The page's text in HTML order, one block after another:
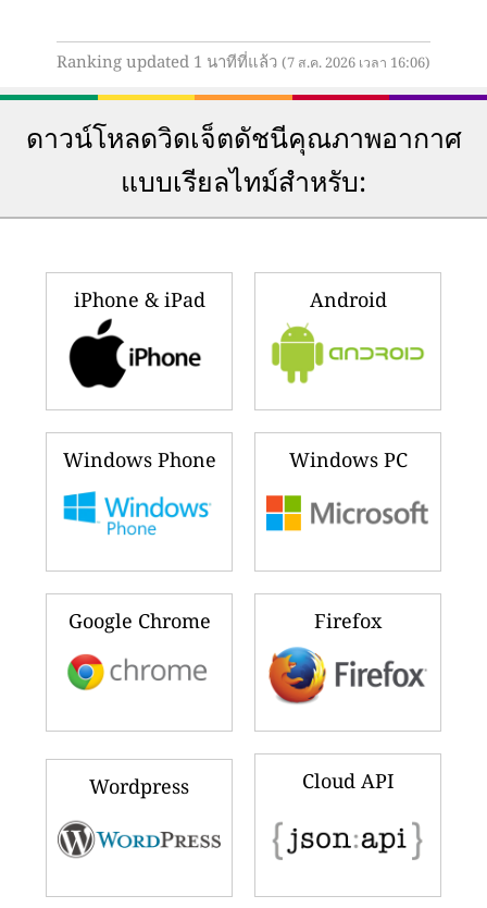
Ranking updated 1 นาทีที่แล้ว (7 ส.ค. 2026 เวลา 16:06)
ดาวน์โหลดวิดเจ็ตดัชนีคุณภาพอากาศ
แบบเรียลไทม์สำหรับ:
iPhone & iPad Android
Windows Phone Windows PC
Google Chrome Firefox
Wordpress Cloud API